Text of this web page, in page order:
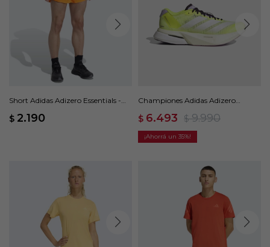
Short Adidas Adizero Essentials -
$ 2.190
Championes Adidas Adizero
$ 6.493 $ 9.990
35